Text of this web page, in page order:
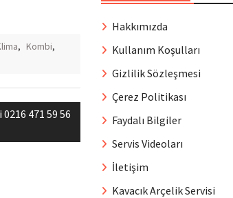
, Kombi,
471 59 56
Hakkımızda
Kullanım Koşulları
Gizlilik Sözleşmesi
Çerez Politikası
Faydalı Bilgiler
Servis Videoları
İletişim
Kavacık Arçelik Servisi